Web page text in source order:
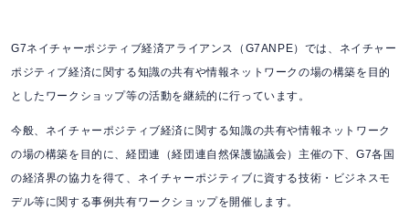
G7ネイチャーポジティブ経済アライアンス（G7ANPE）では、ネイチャー
ポジティブ経済に関する知識の共有や情報ネットワークの場の構築を目的
としたワークショップ等の活動を継続的に行っています。
今般、ネイチャーポジティブ経済に関する知識の共有や情報ネットワーク
の場の構築を目的に、経団連（経団連自然保護協議会）主催の下、G7各国
の経済界の協力を得て、ネイチャーポジティブに資する技術・ビジネスモ
デル等に関する事例共有ワークショップを開催します。